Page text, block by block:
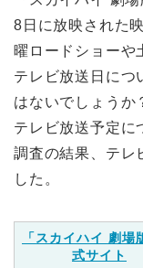
8日に放映された
曜ロードショーや
テレビ放送日につ
はないでしょうか
テレビ放送予定に
調査の結果、テレ
した。
「スカイハイ 劇場
式サイト